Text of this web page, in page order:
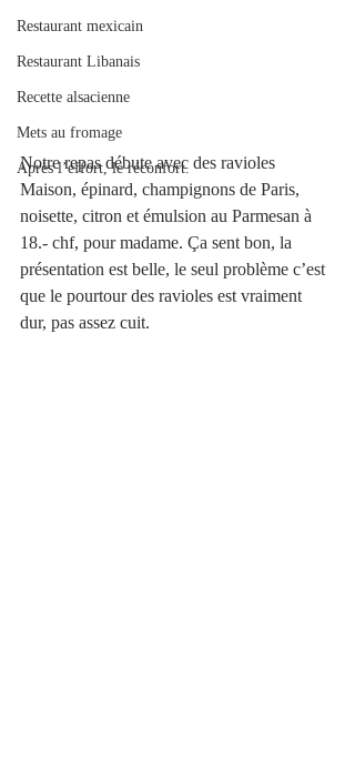
Restaurant mexicain
Restaurant Libanais
Recette alsacienne
Mets au fromage
Après l’effort, le réconfort.
Notre repas débute avec des ravioles
Maison, épinard, champignons de Paris,
noisette, citron et émulsion au Parmesan à
18.- chf, pour madame. Ça sent bon, la
présentation est belle, le seul problème c’est
que le pourtour des ravioles est vraiment
dur, pas assez cuit.